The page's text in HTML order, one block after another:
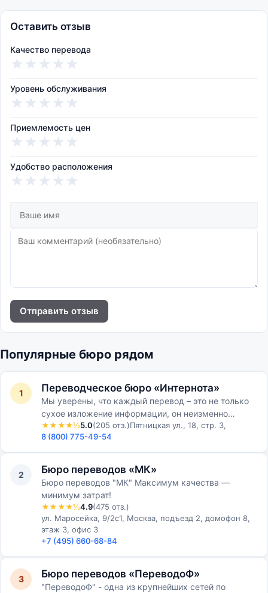
Оставить отзыв
Качество перевода
★
★
★
★
★
Уровень обслуживания
★
★
★
★
★
Приемлемость цен
★
★
★
★
★
Удобство расположения
★
★
★
★
★
Отправить отзыв
Популярные бюро рядом
1 Переводческое бюро «Интернота»
Мы уверены, что каждый перевод – это не только
сухое изложение информации, он неизменно
должен нести в себе элемент творчества с полным
погружением в …
★★★★½5.0(205 отз.)Пятницкая ул., 18, стр. 3,
8 (800) 775-49-54
2 Бюро переводов «МК»
Бюро переводов "МК" Максимум качества —
минимум затрат!
★★★★½4.9(475 отз.)
ул. Маросейка, 9/2с1, Москва, подъезд 2, домофон 8,
этаж 3, офис 3
+7 (495) 660-68-84
3 Бюро переводов «ПереводоФ»
"ПереводоФ" - одна из крупнейших сетей по